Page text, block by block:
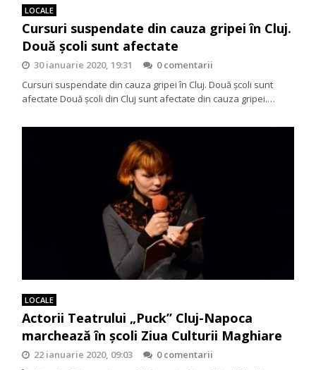
LOCALE
Cursuri suspendate din cauza gripei în Cluj.
Două şcoli sunt afectate
30 ianuarie 2020, 19:31
0 comentarii
Cursuri suspendate din cauza gripei în Cluj. Două şcoli sunt
afectate Două şcoli din Cluj sunt afectate din cauza gripei.…
LOCALE
Actorii Teatrului „Puck” Cluj-Napoca
marchează în școli Ziua Culturii Maghiare
22 ianuarie 2020, 09:03
0 comentarii